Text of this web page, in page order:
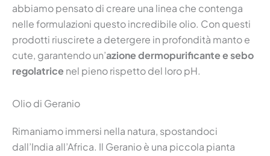
abbiamo pensato di creare una linea che contenga
nelle formulazioni questo incredibile olio. Con questi
prodotti riuscirete a detergere in profondità manto e
cute, garantendo un’azione dermopurificante e sebo
regolatrice nel pieno rispetto del loro pH.
Olio di Geranio
Rimaniamo immersi nella natura, spostandoci
dall’India all’Africa. Il Geranio è una piccola pianta